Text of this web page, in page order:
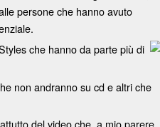
persone che hanno avuto
che hanno da parte più di
non andranno su cd e altri che